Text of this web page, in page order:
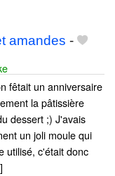
amandes -
fêtait un anniversaire
la pâtissière
dessert ;) J'avais
un joli moule qui
utilisé, c'était donc